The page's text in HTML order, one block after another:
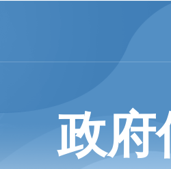
政府